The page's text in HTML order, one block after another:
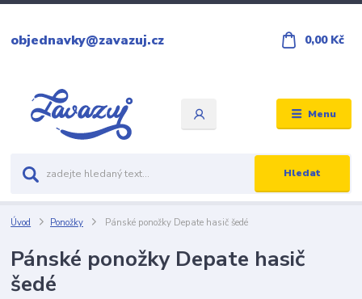
Menu
Hledat
objednavky@zavazuj.cz 0,00 Kč
Úvod Ponožky Pánské ponožky Depate hasič šedé
Pánské ponožky Depate hasič
šedé